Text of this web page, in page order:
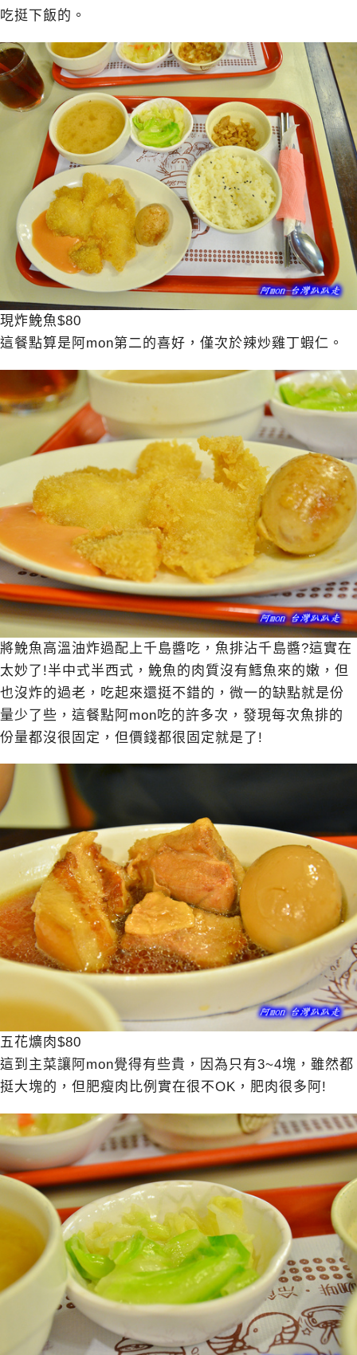
吃挺下飯的。
現炸鮸魚$80
這餐點算是阿mon第二的喜好，僅次於辣炒雞丁蝦仁。
將鮸魚高溫油炸過配上千島醬吃，魚排沾千島醬?這實在
太妙了!半中式半西式，鮸魚的肉質沒有鱈魚來的嫩，但
也沒炸的過老，吃起來還挺不錯的，微一的缺點就是份
量少了些，這餐點阿mon吃的許多次，發現每次魚排的
份量都沒很固定，但價錢都很固定就是了!
五花爌肉$80
這到主菜讓阿mon覺得有些貴，因為只有3~4塊，雖然都
挺大塊的，但肥瘦肉比例實在很不OK，肥肉很多阿!